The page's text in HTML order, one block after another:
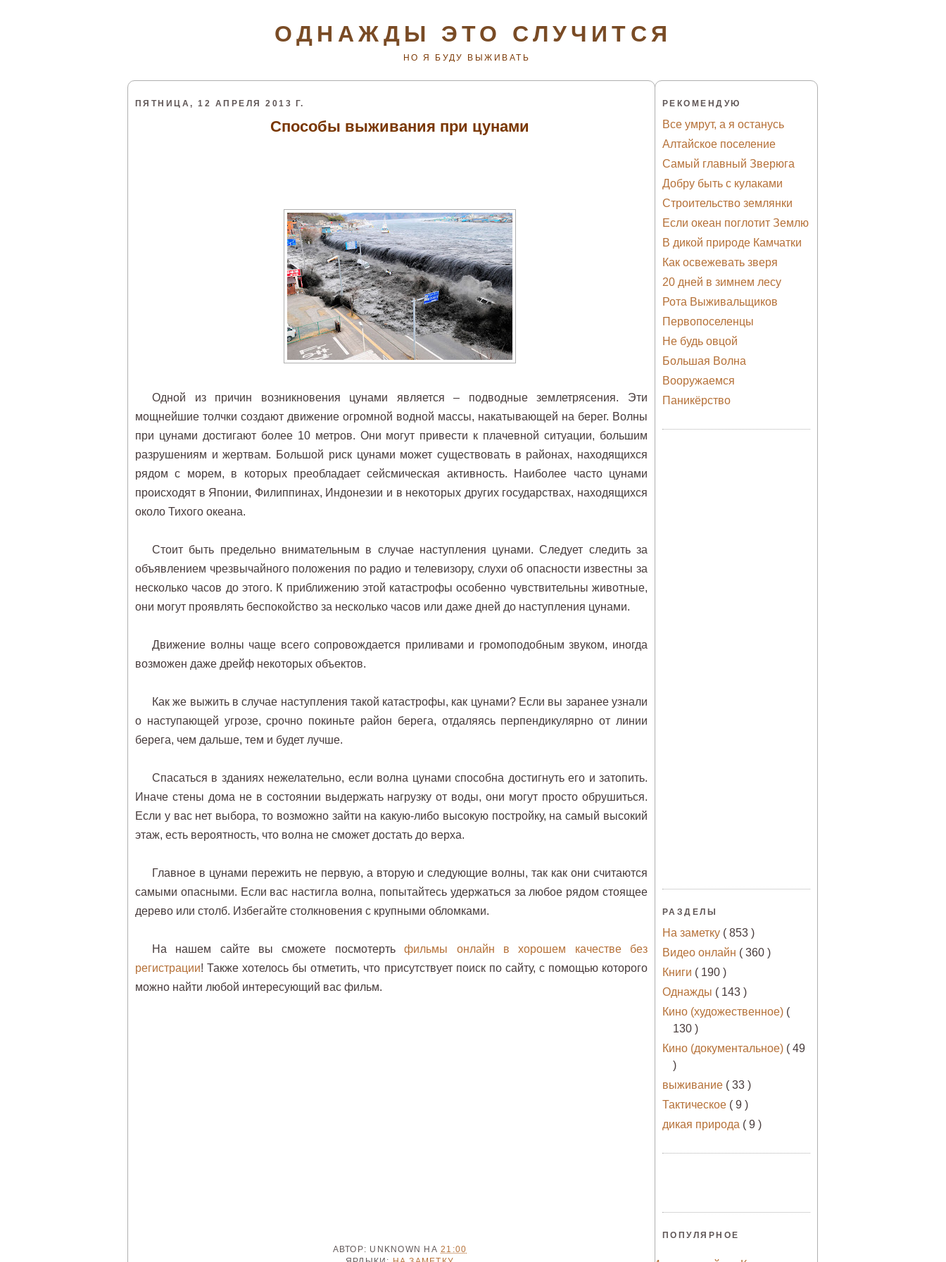
ОДНАЖДЫ ЭТО СЛУЧИТСЯ
НО Я БУДУ ВЫЖИВАТЬ
ПЯТНИЦА, 12 АПРЕЛЯ 2013 Г.
Способы выживания при цунами
Одной из причин возникновения цунами является – подводные землетрясения. Эти
мощнейшие толчки создают движение огромной водной массы, накатывающей на берег. Волны
при цунами достигают более 10 метров. Они могут привести к плачевной ситуации, большим
разрушениям и жертвам. Большой риск цунами может существовать в районах, находящихся
рядом с морем, в которых преобладает сейсмическая активность. Наиболее часто цунами
происходят в Японии, Филиппинах, Индонезии и в некоторых других государствах, находящихся
около Тихого океана.
Стоит быть предельно внимательным в случае наступления цунами. Следует следить за
объявлением чрезвычайного положения по радио и телевизору, слухи об опасности известны за
несколько часов до этого. К приближению этой катастрофы особенно чувствительны животные,
они могут проявлять беспокойство за несколько часов или даже дней до наступления цунами.
Движение волны чаще всего сопровождается приливами и громоподобным звуком, иногда
возможен даже дрейф некоторых объектов.
Как же выжить в случае наступления такой катастрофы, как цунами? Если вы заранее узнали
о наступающей угрозе, срочно покиньте район берега, отдаляясь перпендикулярно от линии
берега, чем дальше, тем и будет лучше.
Спасаться в зданиях нежелательно, если волна цунами способна достигнуть его и затопить.
Иначе стены дома не в состоянии выдержать нагрузку от воды, они могут просто обрушиться.
Если у вас нет выбора, то возможно зайти на какую-либо высокую постройку, на самый высокий
этаж, есть вероятность, что волна не сможет достать до верха.
Главное в цунами пережить не первую, а вторую и следующие волны, так как они считаются
самыми опасными. Если вас настигла волна, попытайтесь удержаться за любое рядом стоящее
дерево или столб. Избегайте столкновения с крупными обломками.
На нашем сайте вы сможете посмотертьфильмы онлайн в хорошем качестве без
регистрации! Также хотелось бы отметить, что присутствует поиск по сайту, с помощью которого
можно найти любой интересующий вас фильм.
АВТОР: UNKNOWN НА21:00
РЕКОМЕНДУЮ
Все умрут, а я останусь
Алтайское поселение
Самый главный Зверюга
Добру быть с кулаками
Строительство землянки
Если океан поглотит Землю
В дикой природе Камчатки
Как освежевать зверя
20 дней в зимнем лесу
Рота Выживальщиков
Первопоселенцы
Не будь овцой
Большая Волна
Вооружаемся
Паникёрство
РАЗДЕЛЫ
На заметку ( 853 )
Видео онлайн ( 360 )
Книги ( 190 )
Однажды ( 143 )
Кино (художественное) (
130 )
Кино (документальное) ( 49
)
выживание ( 33 )
Тактическое ( 9 )
дикая природа ( 9 )
ПОПУЛЯРНОЕ